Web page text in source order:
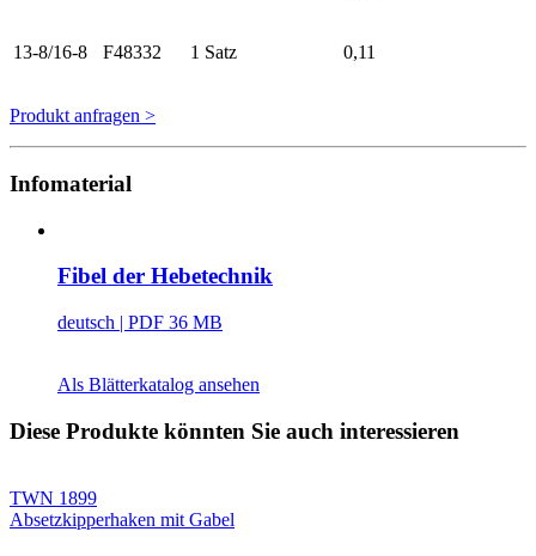
13-8/16-8 F48332 1 Satz 0,11
Produkt anfragen >
Infomaterial
Fibel der Hebetechnik
deutsch | PDF 36 MB
Als Blätterkatalog ansehen
Diese Produkte könnten Sie auch interessieren
TWN 1899
Absetzkipperhaken mit Gabel